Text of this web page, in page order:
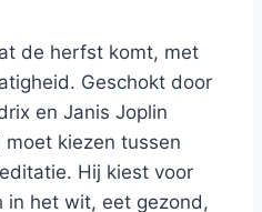
de herfst komt, met
Geschokt door
en Janis Joplin
kiezen tussen
Hij kiest voor
in het wit, eet gezond,